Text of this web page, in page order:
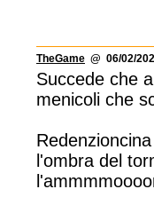
TheGame @ 06/02/
Succede che
menicoli che
l'ombra del